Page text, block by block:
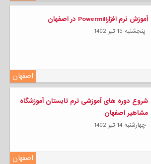
آموزش نرم افزارPowermill در اصفهان
پنجشنبه 15 تیر 1402
اصفهان
شروع دوره های آموزشی ترم تابستان آموزشگاه
مشاهیر اصفهان
چهارشنبه 14 تیر 1402
اصفهان